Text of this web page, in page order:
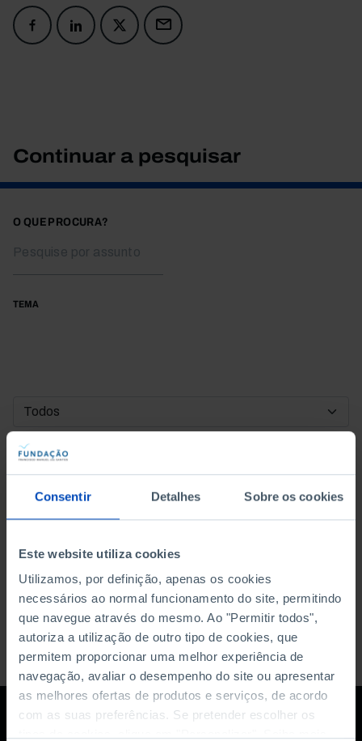
Consentir Detalhes Sobre os cookies
Este website utiliza cookies
Utilizamos, por definição, apenas os cookies
necessários ao normal funcionamento do site, permitindo
que navegue através do mesmo. Ao "Permitir todos",
autoriza a utilização de outro tipo de cookies, que
permitem proporcionar uma melhor experiência de
navegação, avaliar o desempenho do site ou apresentar
as melhores ofertas de produtos e serviços, de acordo
com as suas preferências. Se pretender escolher os
Continuar a pesquisar
O QUE PROCURA?
TEMA
DATA DE INÍCIO
DATA DE FIM